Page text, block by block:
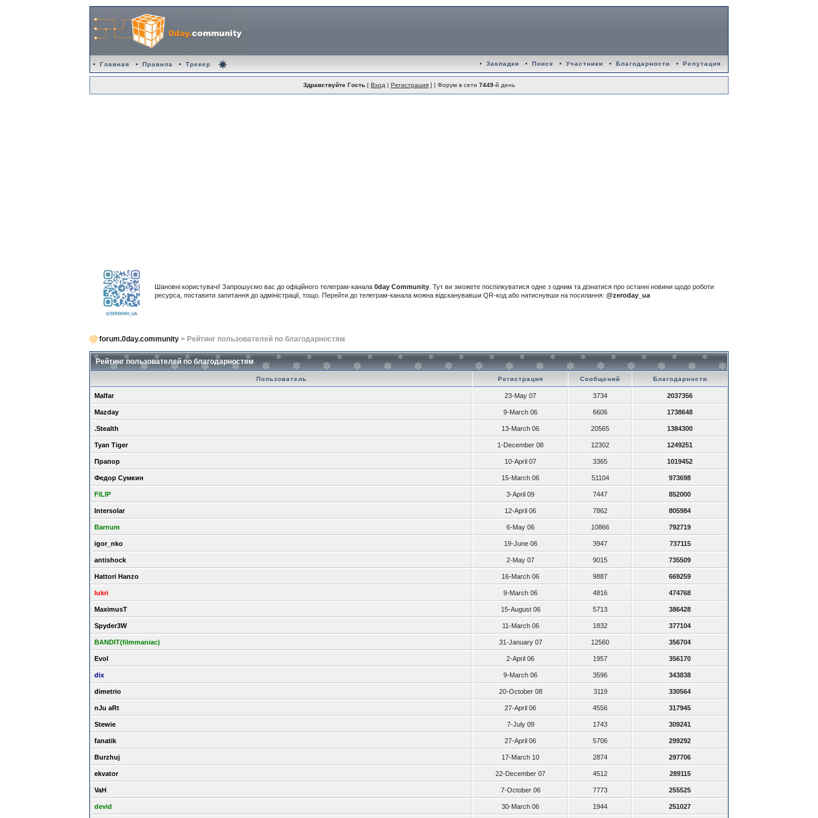
• Главная • Правила • Трекер • Закладки • Поиск • Участники • Благодарности • Репутация
Здравствуйте Гость [ Вход | Регистрация ] | Форум в сети 7449-й день
Шановні користувачі! Запрошуємо вас до офіційного телеграм-канала 0day Community . Тут ви зможете поспілкуватися одне з одним та дізнатися про останні новини щодо роботи
ресурса, поставити запитання до адміністрації, тощо. Перейти до телеграм-канала можна відсканувавши QR-код або натиснувши на посилання: @zeroday_ua
forum.0day.community > Рейтинг пользователей по благодарностям
Рейтинг пользователей по благодарностям
Пользователь Регистрация Сообщений Благодарности
Malfar 23-May 07 3734 2037356
Mazday 9-March 06 6606 1738648
.Stealth 13-March 06 20565 1384300
Tyan Tiger 1-December 08 12302 1249251
Прапор 10-April 07 3365 1019452
Федор Сумкин 15-March 06 51104 973698
FILIP 3-April 09 7447 852000
Intersolar 12-April 06 7862 805984
Barnum 6-May 06 10866 792719
igor_nko 19-June 06 3947 737115
antishock 2-May 07 9015 735509
Hattori Hanzo 16-March 06 9887 669259
lukri 9-March 06 4816 474768
MaximusT 15-August 06 5713 386428
Spyder3W 11-March 06 1832 377104
BANDIT(filmmaniac) 31-January 07 12560 356704
Evol 2-April 06 1957 356170
dix 9-March 06 3596 343838
dimetrio 20-October 08 3119 330564
nJu aRt 27-April 06 4556 317945
Stewie 7-July 09 1743 309241
fanatik 27-April 06 5706 299292
Burzhuj 17-March 10 2874 297706
ekvator 22-December 07 4512 289115
VaH 7-October 06 7773 255525
devid 30-March 06 1944 251027